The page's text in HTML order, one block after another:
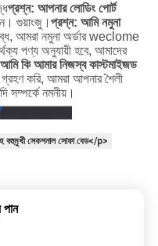
প্রশ্ন: আপনার লোডিং পোর্ট
গুয়াংজু। প্রশ্ন: আমি নমুনা
আমরা নমুনা অর্ডার weclome
পণ্য অনুযায়ী হবে, আমাদের
কি আমার নিজস্ব কাস্টমাইজড
করি, আমরা আপনার শৈলী
সম্পর্কে নমনীয়।
বহুমুখী সেকশনাল সোফা বেড</p>